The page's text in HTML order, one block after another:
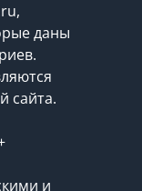
даны
сайта.
и